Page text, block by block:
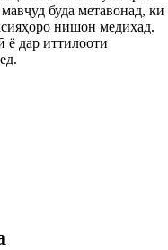
буда метавонад, ки
нишон медиҳад.
ё дар иттилооти